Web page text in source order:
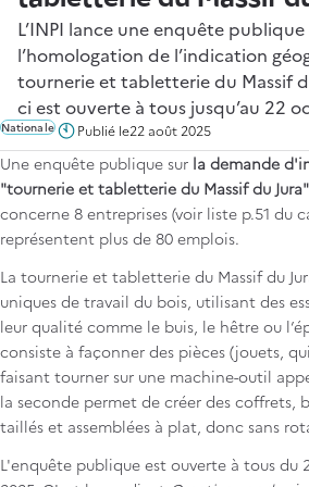
L’INPI lance une enquête
l’homologation de l’indication
tournerie et tabletterie du Massif
ci est ouverte à tous jusqu’au 22
Nationale Publié le22 août 2025
Une enquête publique sur la demande
"tournerie et tabletterie du Massif du Jura"
concerne 8 entreprises (voir liste p.51 du
représentent plus de 80 emplois.
La tournerie et tabletterie du Massif du
uniques de travail du bois, utilisant des
leur qualité comme le buis, le hêtre ou
consiste à façonner des pièces (jouets,
faisant tourner sur une machine-outil
la seconde permet de créer des coffrets,
taillés et assemblées à plat, donc sans
L'enquête publique est ouverte à tous du